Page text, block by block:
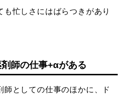
忙しさにはばらつきがあり
剤師の仕事+αがある
師としての仕事のほかに、ド